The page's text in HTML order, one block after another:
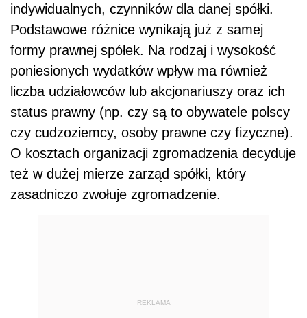
indywidualnych, czynników dla danej spółki.
Podstawowe różnice wynikają już z samej
formy prawnej spółek. Na rodzaj i wysokość
poniesionych wydatków wpływ ma również
liczba udziałowców lub akcjonariuszy oraz ich
status prawny (np. czy są to obywatele polscy
czy cudzoziemcy, osoby prawne czy fizyczne).
O kosztach organizacji zgromadzenia decyduje
też w dużej mierze zarząd spółki, który
zasadniczo zwołuje zgromadzenie.
REKLAMA